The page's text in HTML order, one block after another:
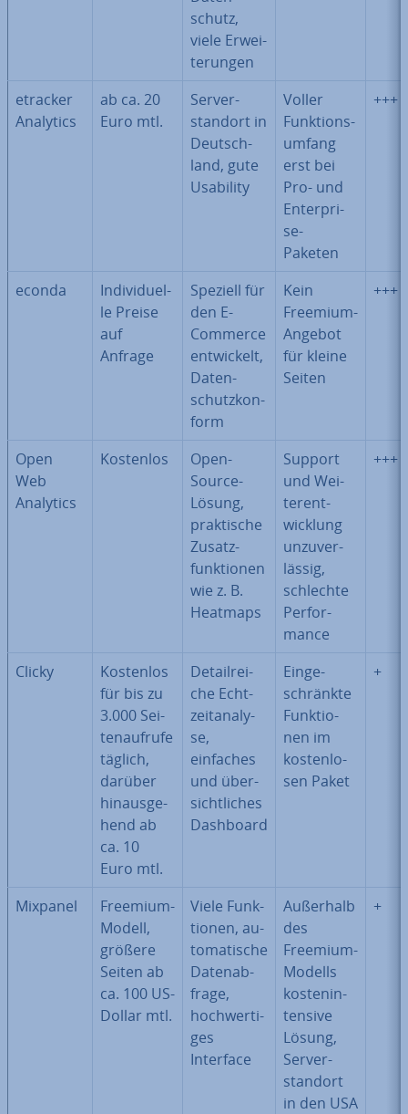
schutz,
viele Er­wei­
te­run­gen
etracker
Analytics
ab ca. 20
Euro mtl.
Ser­ver­
stand­ort in
Deutsch­
land, gute
Usability
Voller
Funk­ti­ons­
um­fang
erst bei
Pro- und
En­ter­pri­
se-
Paketen
+++
econda
In­di­vi­du­el­
le Preise
auf
Anfrage
Speziell für
den E-
Commerce
ent­wi­ckelt,
Da­ten­
schutz­kon­
form
Kein
Freemium-
Angebot
für kleine
Seiten
+++
Open
Web
Analytics
Kostenlos
Open-
Source-
Lösung,
prak­ti­sche
Zu­satz­
funk­tio­nen
wie z. B.
Heatmaps
Support
und Wei­
ter­ent­
wick­lung
un­zu­ver­
läs­sig,
schlechte
Per­for­
mance
+++
Clicky
Kostenlos
für bis zu
3.000 Sei­
ten­auf­ru­fe
täglich,
darüber
hin­aus­ge­
hend ab
ca. 10
Euro mtl.
De­tail­rei­
che Echt­
zeit­ana­ly­
se,
einfaches
und über­
sicht­li­ches
Dashboard
Ein­ge­
schränk­te
Funk­tio­
nen im
kos­ten­lo­
sen Paket
+
Mixpanel
Freemium-
Modell,
größere
Seiten ab
ca. 100 US-
Dollar mtl.
Viele Funk­
tio­nen, au­
to­ma­ti­sche
Da­ten­ab­
fra­ge,
hoch­wer­ti­
ges
Interface
Außerhalb
des
Freemium-
Modells
kos­ten­in­
ten­si­ve
Lösung,
Ser­ver­
stand­ort
in den USA
+